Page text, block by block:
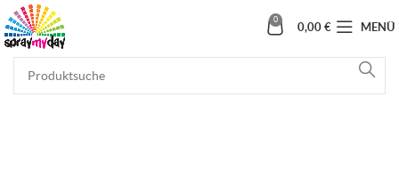
0
0,00 € MENÜ